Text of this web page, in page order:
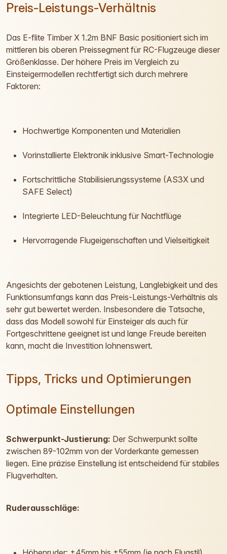
Preis-Leistungs-Verhältnis
Das E-flite Timber X 1.2m BNF Basic positioniert sich im
mittleren bis oberen Preissegment für RC-Flugzeuge dieser
Größenklasse. Der höhere Preis im Vergleich zu
Einsteigermodellen rechtfertigt sich durch mehrere
Faktoren:
Hochwertige Komponenten und Materialien
Vorinstallierte Elektronik inklusive Smart-Technologie
Fortschrittliche Stabilisierungssysteme (AS3X und
SAFE Select)
Integrierte LED-Beleuchtung für Nachtflüge
Hervorragende Flugeigenschaften und Vielseitigkeit
Angesichts der gebotenen Leistung, Langlebigkeit und des
Funktionsumfangs kann das Preis-Leistungs-Verhältnis als
sehr gut bewertet werden. Insbesondere die Tatsache,
dass das Modell sowohl für Einsteiger als auch für
Fortgeschrittene geeignet ist und lange Freude bereiten
kann, macht die Investition lohnenswert.
Tipps, Tricks und Optimierungen
Optimale Einstellungen
Schwerpunkt-Justierung: Der Schwerpunkt sollte
zwischen 89-102mm von der Vorderkante gemessen
liegen. Eine präzise Einstellung ist entscheidend für stabiles
Flugverhalten.
Ruderausschläge: